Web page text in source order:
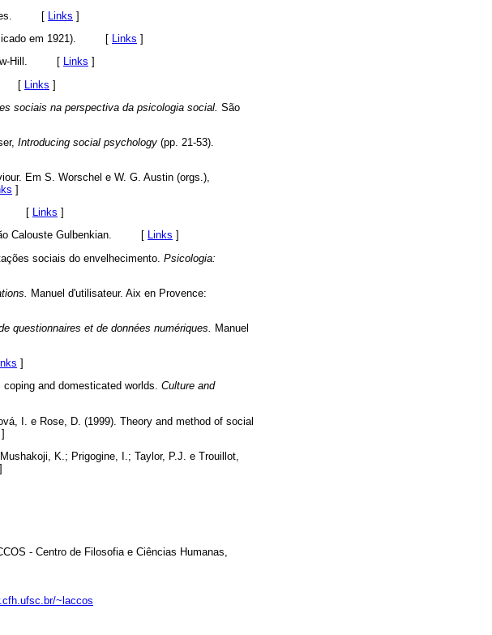
[ Links ]
em 1921). [ Links ]
Hill. [ Links ]
[ Links ]
sociais na perspectiva da psicologia social. São
Introducing social psychology (pp. 21-53).
Em S. Worschel e W. G. Austin (orgs.),
]
[ Links ]
Calouste Gulbenkian. [ Links ]
sociais do envelhecimento. Psicologia:
Manuel d'utilisateur. Aix en Provence:
questionnaires et de données numériques. Manuel
]
and domesticated worlds. Culture and
I. e Rose, D. (1999). Theory and method of social
]
K.; Prigogine, I.; Taylor, P.J. e Trouillot,
]
- Centro de Filosofia e Ciências Humanas,
~laccos